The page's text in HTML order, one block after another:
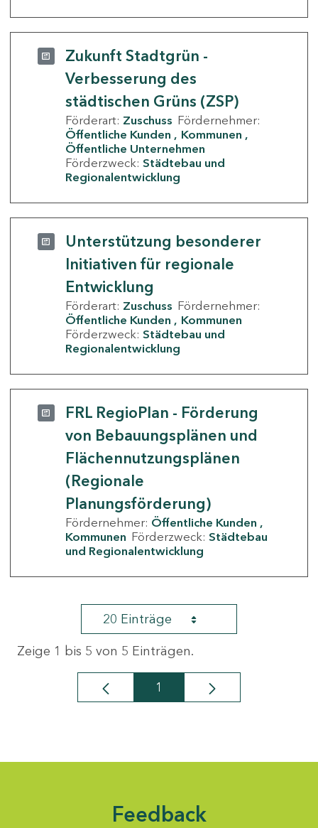
Zukunft Stadtgrün -
Verbesserung des
städtischen Grüns (ZSP)
Förderart: Zuschuss Fördernehmer:
Öffentliche Kunden
Kommunen
Öffentliche Unternehmen
Förderzweck: Städtebau und
Regionalentwicklung
Unterstützung besonderer
Initiativen für regionale
Entwicklung
Förderart: Zuschuss Fördernehmer:
Öffentliche Kunden
Kommunen
Förderzweck: Städtebau und
Regionalentwicklung
FRL RegioPlan - Förderung
von Bebauungsplänen und
Flächennutzungsplänen
(Regionale
Planungsförderung)
Fördernehmer: Öffentliche Kunden
Kommunen Förderzweck: Städtebau
und Regionalentwicklung
20 Einträge
Zeige 1 bis 5 von 5 Einträgen.
Seite
1
Feedback